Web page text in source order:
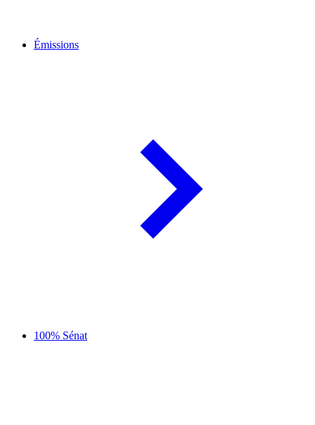
Émissions
100% Sénat